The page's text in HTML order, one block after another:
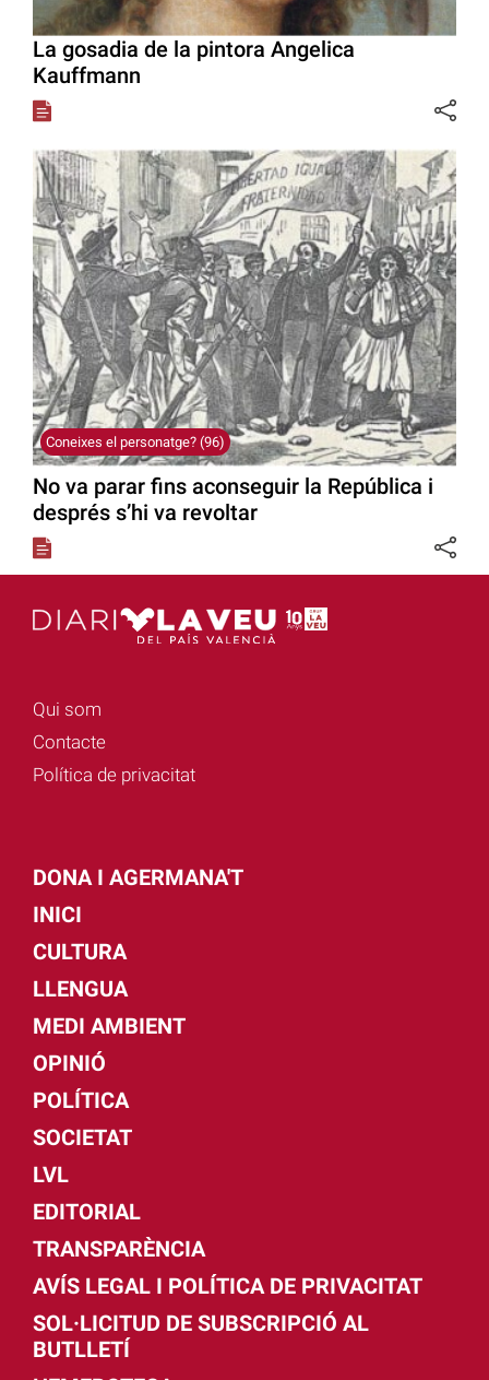
La gosadia de la pintora Angelica
Kauffmann
Coneixes el personatge? (96)
No va parar fins aconseguir la República i
després s’hi va revoltar
Qui som
Contacte
Política de privacitat
DONA I AGERMANA'T
INICI
CULTURA
LLENGUA
MEDI AMBIENT
OPINIÓ
POLÍTICA
SOCIETAT
LVL
EDITORIAL
TRANSPARÈNCIA
AVÍS LEGAL I POLÍTICA DE PRIVACITAT
SOL·LICITUD DE SUBSCRIPCIÓ AL
BUTLLETÍ